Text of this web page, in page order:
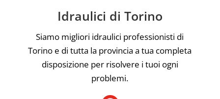
Idraulici di Torino
Siamo migliori idraulici professionisti di
Torino e di tutta la provincia a tua completa
disposizione per risolvere i tuoi ogni
problemi.